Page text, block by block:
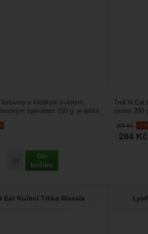
Přidat 'Trek’N Eat Těstoviny s křehkým
Do
košíku
s křehkým kuřetem,
špenátem 150 g: je lehké
305Kč -7 %
284 Kč
Trek’N
směsí 200
Eat Kuřecí Tikka Masala